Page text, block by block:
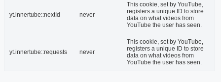
yt.innertube::nextId never
This cookie, set by YouTube,
registers a unique ID to store
data on what videos from
YouTube the user has seen.
yt.innertube::requests never
This cookie, set by YouTube,
registers a unique ID to store
data on what videos from
YouTube the user has seen.